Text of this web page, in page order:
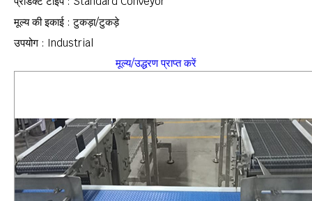
मूल्य की इकाई : टुकड़ा/टुकड़े
उपयोग : Industrial
मूल्य/उद्धरण प्राप्त करें